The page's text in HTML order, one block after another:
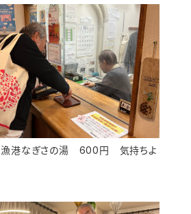
漁港なぎさの湯 600円 気持ちよ